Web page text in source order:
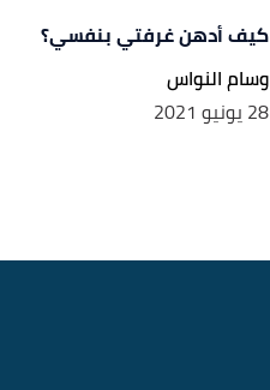
كيف أدهن غرفتي بنفسي؟
وسام النواس
28 يونيو 2021